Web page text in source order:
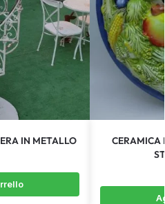
IN METALLO
CERAMICA